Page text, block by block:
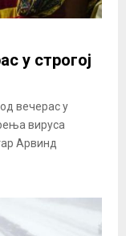
у строгој
вечерас у
вируса
Арвинд